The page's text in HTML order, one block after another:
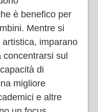
è benefico per
Mentre si
imparano
concentrarsi sul
di
migliore
e altre